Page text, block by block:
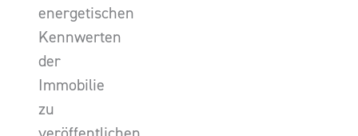
energetischen
Kennwerten
der
Immobilie
zu